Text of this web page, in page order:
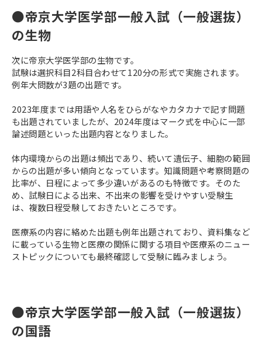
●帝京大学医学部一般入試（一般選抜）
の生物
次に帝京大学医学部の生物です。
試験は選択科目2科目合わせて120分の形式で実施されます。
例年大問数が3題の出題です。
2023年度までは用語や人名をひらがなやカタカナで記す問題
も出題されていましたが、2024年度はマーク式を中心に一部
論述問題といった出題内容となりました。
体内環境からの出題は頻出であり、続いて遺伝子、細胞の範囲
からの出題が多い傾向となっています。知識問題や考察問題の
比率が、日程によって多少違いがあるのも特徴です。そのた
め、試験日による出来、不出来の影響を受けやすい受験生
は、複数日程受験しておきたいところです。
医療系の内容に絡めた出題も例年出題されており、資料集など
に載っている生物と医療の関係に関する項目や医療系のニュー
ストピックについても最終確認して受験に臨みましょう。
●帝京大学医学部一般入試（一般選抜）
の国語